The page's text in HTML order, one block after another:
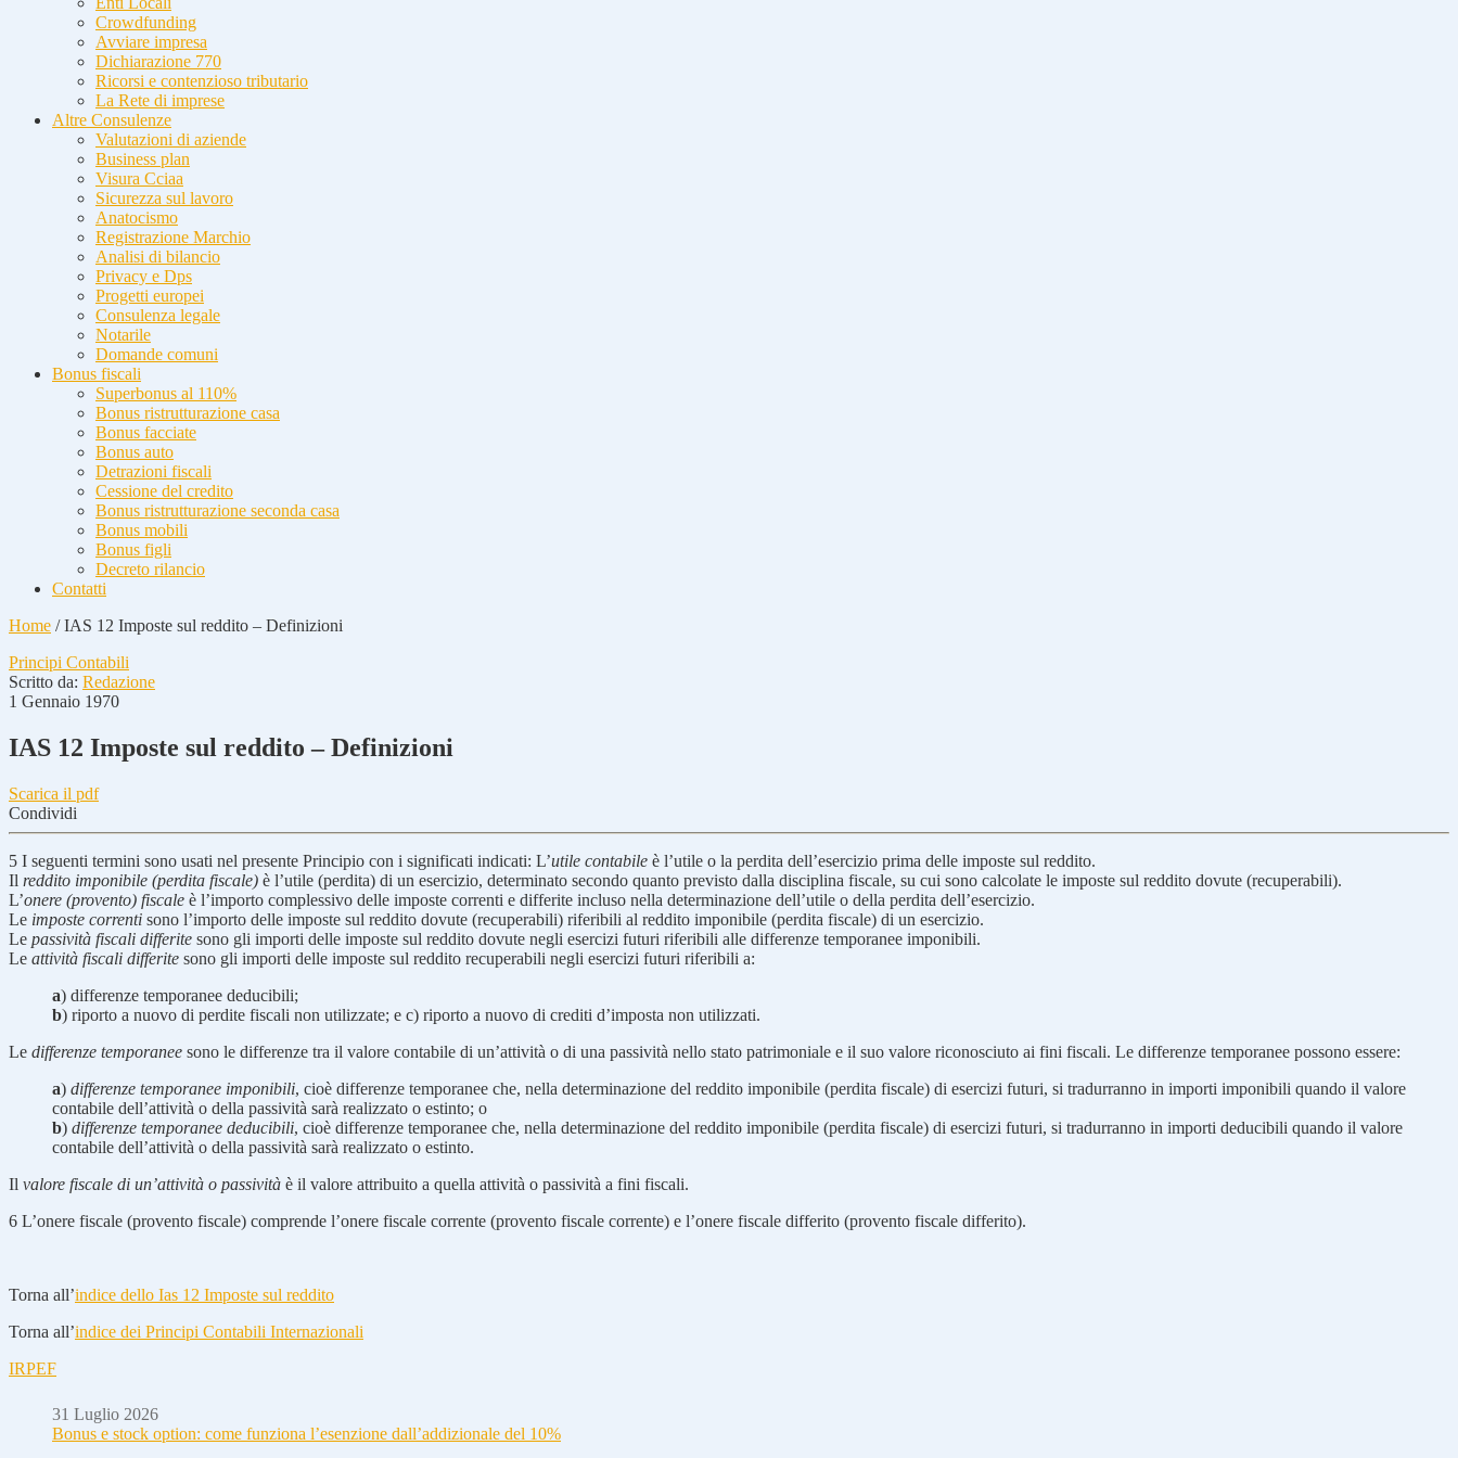
Crowdfunding
Avviare impresa
Dichiarazione 770
Ricorsi e contenzioso tributario
La Rete di imprese
Altre Consulenze
Valutazioni di aziende
Business plan
Visura Cciaa
Sicurezza sul lavoro
Anatocismo
Registrazione Marchio
Analisi di bilancio
Privacy e Dps
Progetti europei
Consulenza legale
Notarile
Domande comuni
Bonus fiscali
Superbonus al 110%
Bonus ristrutturazione casa
Bonus facciate
Bonus auto
Detrazioni fiscali
Cessione del credito
Bonus ristrutturazione seconda casa
Bonus mobili
Bonus figli
Decreto rilancio
Contatti
Home /IAS 12 Imposte sul reddito – Definizioni
Principi Contabili
Scritto da: Redazione
1 Gennaio 1970
IAS 12 Imposte sul reddito – Definizioni
Scarica il pdf
Condividi
5 I seguenti termini sono usati nel presente Principio con i significati indicati: L’utile contabile è l’utile o la perdita dell’esercizio prima delle imposte sul reddito.
Il reddito imponibile (perdita fiscale) è l’utile (perdita) di un esercizio, determinato secondo quanto previsto dalla disciplina fiscale, su cui sono calcolate le imposte sul reddito dovute (recuperabili).
L’onere (provento) fiscale è l’importo complessivo delle imposte correnti e differite incluso nella determinazione dell’utile o della perdita dell’esercizio.
Le imposte correnti sono l’importo delle imposte sul reddito dovute (recuperabili) riferibili al reddito imponibile (perdita fiscale) di un esercizio.
Le passività fiscali differite sono gli importi delle imposte sul reddito dovute negli esercizi futuri riferibili alle differenze temporanee imponibili.
Le attività fiscali differite sono gli importi delle imposte sul reddito recuperabili negli esercizi futuri riferibili a:
a) differenze temporanee deducibili;
b) riporto a nuovo di perdite fiscali non utilizzate; e c) riporto a nuovo di crediti d’imposta non utilizzati.
Le differenze temporanee sono le differenze tra il valore contabile di un’attività o di una passività nello stato patrimoniale e il suo valore riconosciuto ai fini fiscali. Le differenze temporanee possono essere:
a) differenze temporanee imponibili, cioè differenze temporanee che, nella determinazione del reddito imponibile (perdita fiscale) di esercizi futuri, si tradurranno in importi imponibili quando il valore
contabile dell’attività o della passività sarà realizzato o estinto; o
b) differenze temporanee deducibili, cioè differenze temporanee che, nella determinazione del reddito imponibile (perdita fiscale) di esercizi futuri, si tradurranno in importi deducibili quando il valore
contabile dell’attività o della passività sarà realizzato o estinto.
Il valore fiscale di un’attività o passività è il valore attribuito a quella attività o passività a fini fiscali.
6 L’onere fiscale (provento fiscale) comprende l’onere fiscale corrente (provento fiscale corrente) e l’onere fiscale differito (provento fiscale differito).
Torna all’indice dello Ias 12 Imposte sul reddito
Torna all’indice dei Principi Contabili Internazionali
IRPEF
31 Luglio 2026
Bonus e stock option: come funziona l’esenzione dall’addizionale del 10%